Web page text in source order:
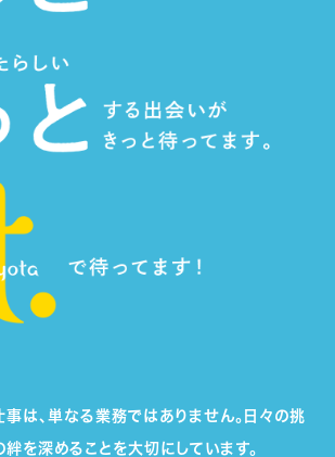
は、単なる業務ではありません。日々の挑
を深めることを大切にしています。